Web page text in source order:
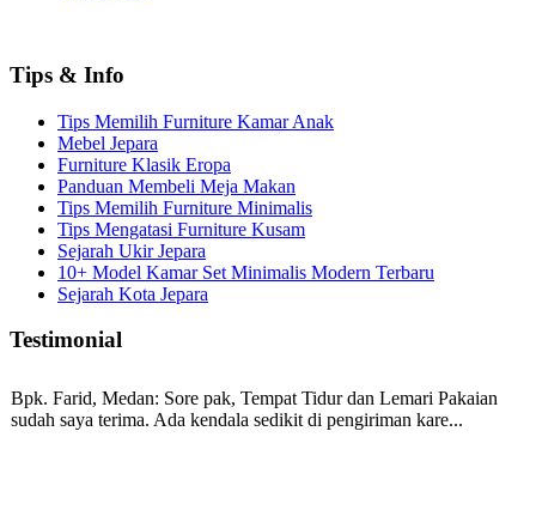
Tips & Info
Tips Memilih Furniture Kamar Anak
Mebel Jepara
Furniture Klasik Eropa
Panduan Membeli Meja Makan
Tips Memilih Furniture Minimalis
Tips Mengatasi Furniture Kusam
Sejarah Ukir Jepara
10+ Model Kamar Set Minimalis Modern Terbaru
Sejarah Kota Jepara
Testimonial
Bpk. Farid, Medan: Sore pak, Tempat Tidur dan Lemari Pakaian
sudah saya terima. Ada kendala sedikit di pengiriman kare...